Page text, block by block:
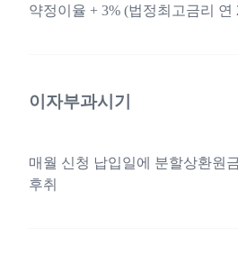
약정이율 + 3% (법정최고금리 연
이자부과시기
매월 신청 납입일에 분할상환원
후취